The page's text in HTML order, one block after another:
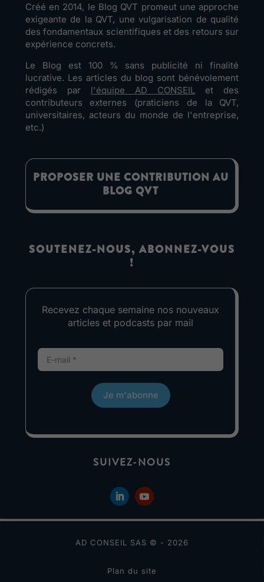
Créé en 2014, le Blog QVT promeut une approche
exigeante de la QVT, une vulgarisation de qualité
des fondamentaux scientifiques et des retours sur
expérience concrets.
Le Blog est 100 % sans publicité ni finalité
lucrative. Les articles du blog sont bénévolement
rédigés par l'équipe AD CONSEIL et des
contributeurs externes (praticiens de la QVT,
universitaires, acteurs du monde de l'entreprise,
etc.)
PROPOSER UNE CONTRIBUTION AU
BLOG QVT
SOUTENEZ-NOUS, ABONNEZ-VOUS
!
Recevez chaque semaine nos nouveaux
articles et podcasts par mail
Je m'abonne
SUIVEZ-NOUS
AD CONSEIL SAS © - 2026
Plan du site